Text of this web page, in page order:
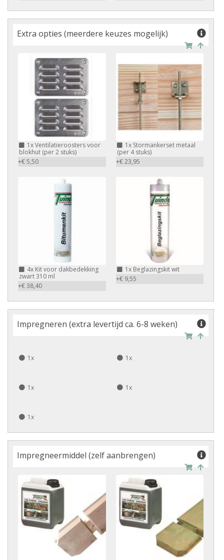
Extra opties (meerdere keuzes mogelijk)
1x Ventilatieroosters voor
blokhut (per 2 stuks)
+€ 5,50
1x Stormankerset metaal
(per 4 stuks)
+€ 23,95
4x Kit voor dakbedekking
zwart 310 ml
+€ 38,40
1x Beglazingskit wit
+€ 9,55
Impregneren (extra levertijd ca. 6-8 weken)
1x 1x
1x 1x
1x
Impregneermiddel (zelf aanbrengen)